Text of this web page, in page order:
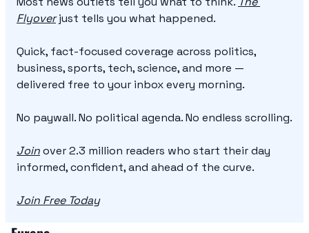
Flyover just tells you what happened.
Quick, fact-focused coverage across politics,
business, sports, tech, science, and more —
delivered free to your inbox every morning.
No paywall. No political agenda. No endless scrolling.
Join over 2.3 million readers who start their day
informed, confident, and ahead of the curve.
Join Free Today